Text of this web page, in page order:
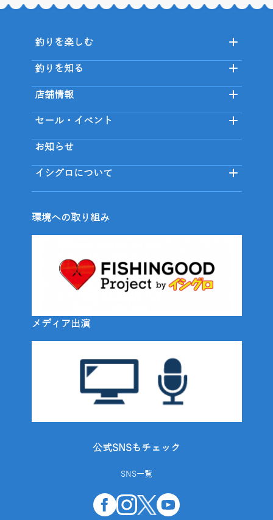
釣りを楽しむ
釣りを知る
店舗情報
セール・イベント
お知らせ
イシグロについて
環境への取り組み
メディア出演
公式SNSもチェック
SNS一覧